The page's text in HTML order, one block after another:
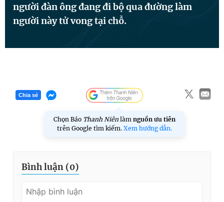
Đọc Thanh Niên trên điện thoại
Hotline Liên hệ quảng cáo
Phó tổng biên tập thường trực: Hải Thành
Phó tổng biên tập: Lâm Hiếu Dũng
Tổng thư ký tòa soạn: Đức Trung
người đàn ông đang đi bộ qua đường làm
người này tử vong tại chỗ.
Chia sẻ
Chọn Báo Thanh Niên làm nguồn ưu tiên
trên Google tìm kiếm. Xem hướng dẫn.
Bình luận (0)